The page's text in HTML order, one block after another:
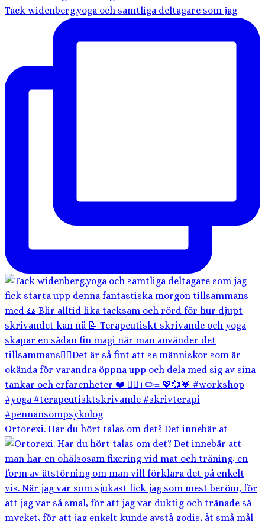
Tack widenberg.yoga och samtliga deltagare som jag
Ortorexi. Har du hört talas om det? Det innebär at